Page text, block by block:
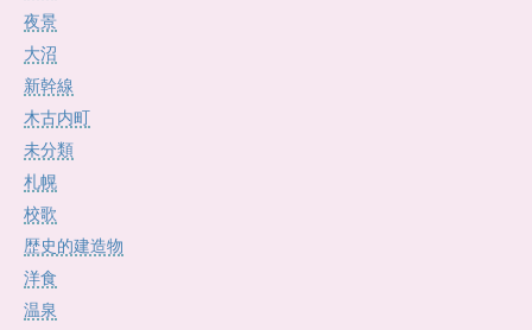
夜景
大沼
新幹線
木古内町
未分類
札幌
校歌
歴史的建造物
洋食
温泉